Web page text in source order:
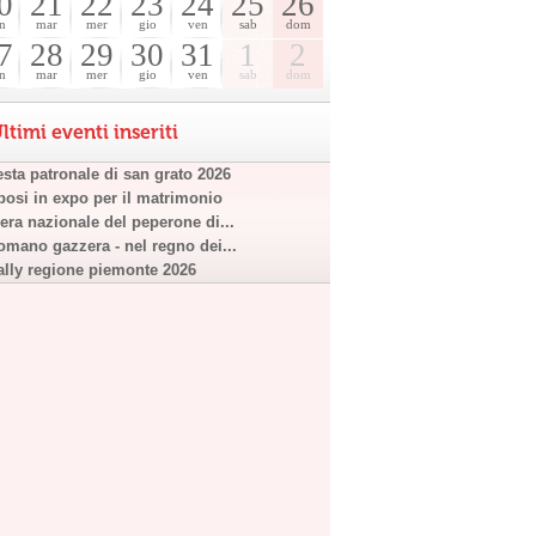
mar mer gio ven sab dom
28
mar
29
mer
30
gio
31
ven
1
sab
2
dom
eventi inseriti
patronale di san grato 2026
in expo per il matrimonio
nazionale del peperone di...
gazzera - nel regno dei...
regione piemonte 2026